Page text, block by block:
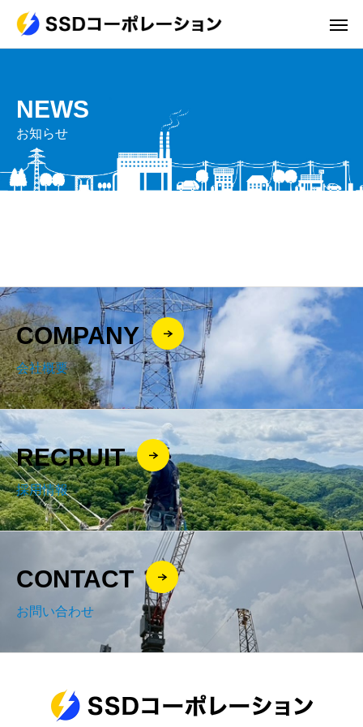
NEWS
お知らせ
COMPANY
会社概要
RECRUIT
採用情報
CONTACT
お問い合わせ